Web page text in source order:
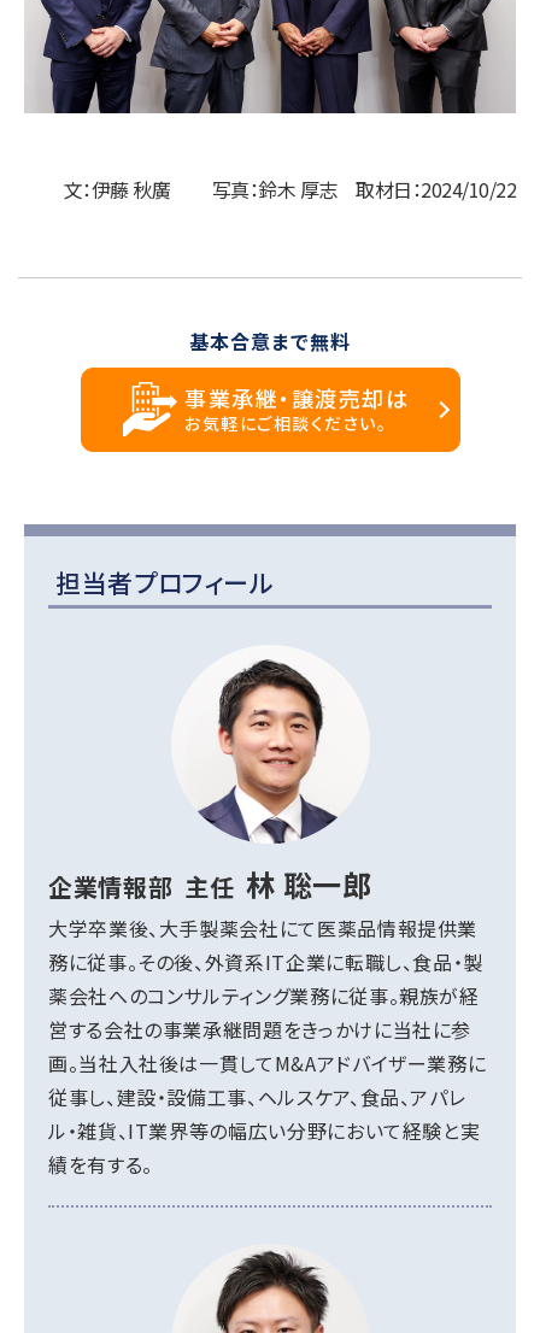
文：伊藤 秋廣 写真：鈴木 厚志 取材日：2024/10/22
基本合意まで無料
事業承継・譲渡売却は
お気軽にご相談ください。
担当者プロフィール
企業情報部 主任 林 聡一郎
大学卒業後、大手製薬会社にて医薬品情報提供業
務に従事。その後、外資系IT企業に転職し、食品・製
薬会社へのコンサルティング業務に従事。親族が経
営する会社の事業承継問題をきっかけに当社に参
画。当社入社後は一貫してM&Aアドバイザー業務に
従事し、建設・設備工事、ヘルスケア、食品、アパレ
ル・雑貨、IT業界等の幅広い分野において経験と実
績を有する。